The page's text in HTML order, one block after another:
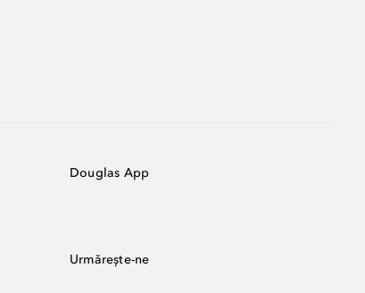
Douglas App
Urmărește-ne